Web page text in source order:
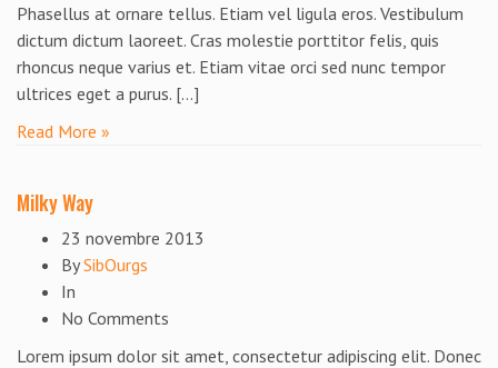
Phasellus at ornare tellus. Etiam vel ligula eros. Vestibulum
dictum dictum laoreet. Cras molestie porttitor felis, quis
rhoncus neque varius et. Etiam vitae orci sed nunc tempor
ultrices eget a purus. […]
Read More »
Milky Way
23 novembre 2013
BySibOurgs
In
No Comments
Lorem ipsum dolor sit amet, consectetur adipiscing elit. Donec